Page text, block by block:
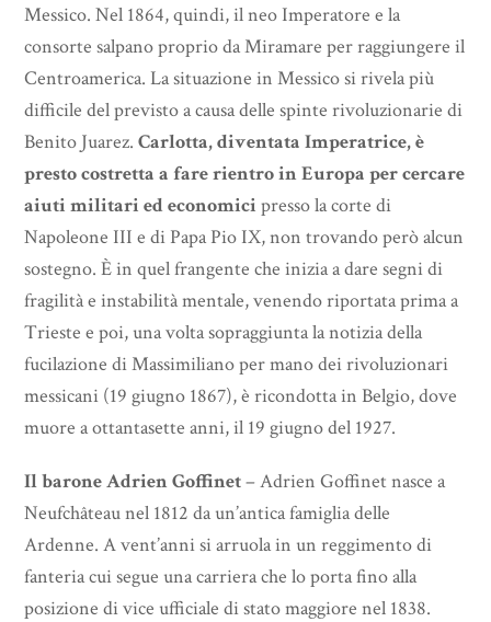
Messico. Nel 1864, quindi, il neo Imperatore e la
consorte salpano proprio da Miramare per raggiungere il
Centroamerica. La situazione in Messico si rivela più
difficile del previsto a causa delle spinte rivoluzionarie di
Benito Juarez.Carlotta, diventata Imperatrice, è
presto costretta a fare rientro in Europa per cercare
aiuti militari ed economici presso la corte di
Napoleone III e di Papa Pio IX, non trovando però alcun
sostegno. È in quel frangente che inizia a dare segni di
fragilità e instabilità mentale, venendo riportata prima a
Trieste e poi, una volta sopraggiunta la notizia della
fucilazione di Massimiliano per mano dei rivoluzionari
messicani (19 giugno 1867), è ricondotta in Belgio, dove
muore a ottantasette anni, il 19 giugno del 1927.
Il barone Adrien Goffinet– Adrien Goffinet nasce a
Neufchâteau nel 1812 da un’antica famiglia delle
Ardenne. A vent’anni si arruola in un reggimento di
fanteria cui segue una carriera che lo porta fino alla
posizione di vice ufficiale di stato maggiore nel 1838.